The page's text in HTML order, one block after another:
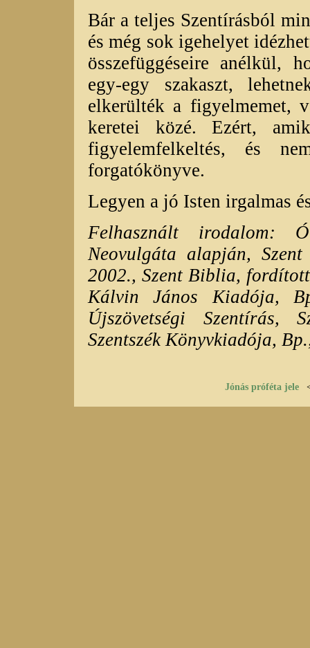
Bár a teljes Szentírásból
és még sok igehelyet
összefüggéseire anélkül,
egy-egy szakaszt,
elkerülték a figyelmemet,
keretei közé. Ezért,
figyelemfelkeltés, és
forgatókönyve.
Legyen a jó Isten irgalmas
Felhasznált irodalom:
Neovulgáta alapján,
2002., Szent Biblia,
Kálvin János Kiadója,
Újszövetségi
Szentszék Könyvkiadója,
Jónás próféta jele